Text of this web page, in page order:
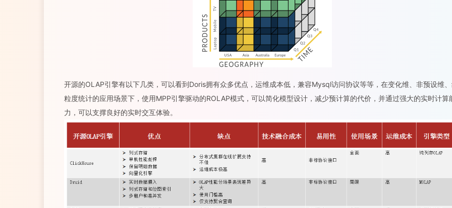
开源的OLAP引擎有以下几类，可以看到Doris拥有众多优点，运维成本低，兼容Mysql访问协议等等，在变化维、非预设维
粒度统计的应用场景下，使用MPP引擎驱动的ROLAP模式，可以简化模型设计，减少预计算的代价，并通过强大的实时计算
力，可以支撑良好的实时交互体验。